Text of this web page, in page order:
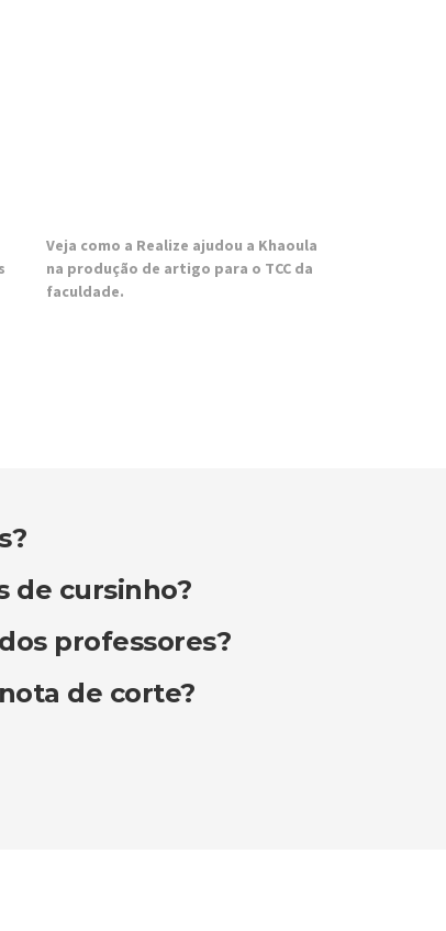
Veja como a Realize ajudou a Khaoula
na produção de artigo para o TCC da
faculdade.
de cursinho?
professores?
de corte?